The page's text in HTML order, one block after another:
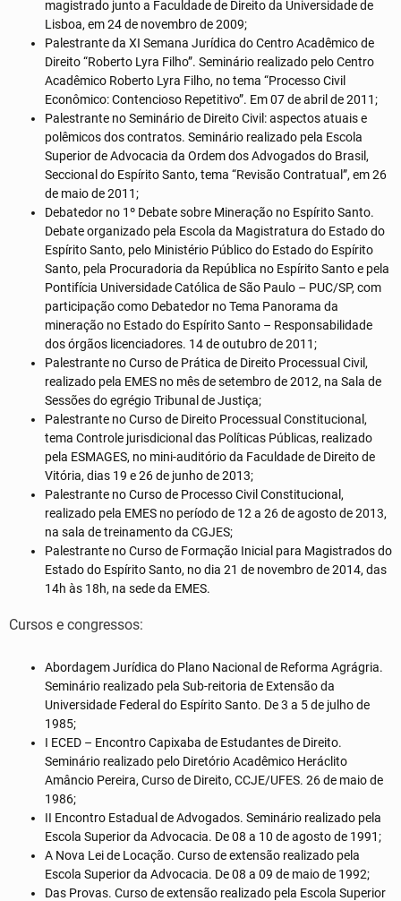
magistrado junto a Faculdade de Direito da Universidade de
Lisboa, em 24 de novembro de 2009;
Palestrante da XI Semana Jurídica do Centro Acadêmico de
Direito “Roberto Lyra Filho”. Seminário realizado pelo Centro
Acadêmico Roberto Lyra Filho, no tema “Processo Civil
Econômico: Contencioso Repetitivo”. Em 07 de abril de 2011;
Palestrante no Seminário de Direito Civil: aspectos atuais e
polêmicos dos contratos. Seminário realizado pela Escola
Superior de Advocacia da Ordem dos Advogados do Brasil,
Seccional do Espírito Santo, tema “Revisão Contratual”, em 26
de maio de 2011;
Debatedor no 1º Debate sobre Mineração no Espírito Santo.
Debate organizado pela Escola da Magistratura do Estado do
Espírito Santo, pelo Ministério Público do Estado do Espírito
Santo, pela Procuradoria da República no Espírito Santo e pela
Pontifícia Universidade Católica de São Paulo – PUC/SP, com
participação como Debatedor no Tema Panorama da
mineração no Estado do Espírito Santo – Responsabilidade
dos órgãos licenciadores. 14 de outubro de 2011;
Palestrante no Curso de Prática de Direito Processual Civil,
realizado pela EMES no mês de setembro de 2012, na Sala de
Sessões do egrégio Tribunal de Justiça;
Palestrante no Curso de Direito Processual Constitucional,
tema Controle jurisdicional das Políticas Públicas, realizado
pela ESMAGES, no mini-auditório da Faculdade de Direito de
Vitória, dias 19 e 26 de junho de 2013;
Palestrante no Curso de Processo Civil Constitucional,
realizado pela EMES no período de 12 a 26 de agosto de 2013,
na sala de treinamento da CGJES;
Palestrante no Curso de Formação Inicial para Magistrados do
Estado do Espírito Santo, no dia 21 de novembro de 2014, das
14h às 18h, na sede da EMES.
Cursos e congressos:
Abordagem Jurídica do Plano Nacional de Reforma Agrágria.
Seminário realizado pela Sub-reitoria de Extensão da
Universidade Federal do Espírito Santo. De 3 a 5 de julho de
1985;
I ECED – Encontro Capixaba de Estudantes de Direito.
Seminário realizado pelo Diretório Acadêmico Heráclito
Amâncio Pereira, Curso de Direito, CCJE/UFES. 26 de maio de
1986;
II Encontro Estadual de Advogados. Seminário realizado pela
Escola Superior da Advocacia. De 08 a 10 de agosto de 1991;
A Nova Lei de Locação. Curso de extensão realizado pela
Escola Superior da Advocacia. De 08 a 09 de maio de 1992;
Das Provas. Curso de extensão realizado pela Escola Superior